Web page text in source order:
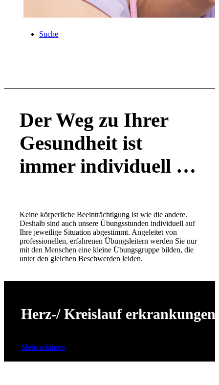
Suche
Der Weg zu Ihrer
Gesundheit ist
immer individuell …
Keine körperliche Beeinträchtigung ist wie die andere.
Deshalb sind auch unsere Übungsstunden individuell auf
Ihre jeweilige Situation abgestimmt. Angeleitet von
professionellen, erfahrenen Übungsleitern werden Sie nur
mit den Menschen eine kleine Übungsgruppe bilden, die
unter den gleichen Beschwerden leiden.
Herz-/ Kreislauf erkrankungen
Mehr erfahren